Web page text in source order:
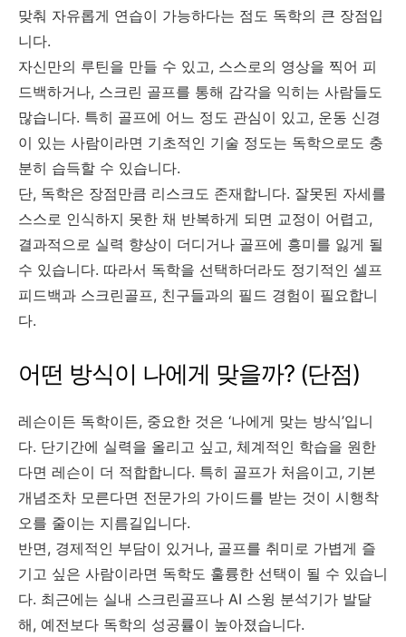
맞춰 자유롭게 연습이 가능하다는 점도 독학의 큰 장점입
니다.
자신만의 루틴을 만들 수 있고, 스스로의 영상을 찍어 피
드백하거나, 스크린 골프를 통해 감각을 익히는 사람들도
많습니다. 특히 골프에 어느 정도 관심이 있고, 운동 신경
이 있는 사람이라면 기초적인 기술 정도는 독학으로도 충
분히 습득할 수 있습니다.
단, 독학은 장점만큼 리스크도 존재합니다. 잘못된 자세를
스스로 인식하지 못한 채 반복하게 되면 교정이 어렵고,
결과적으로 실력 향상이 더디거나 골프에 흥미를 잃게 될
수 있습니다. 따라서 독학을 선택하더라도 정기적인 셀프
피드백과 스크린골프, 친구들과의 필드 경험이 필요합니
다.
어떤 방식이 나에게 맞을까? (단점)
레슨이든 독학이든, 중요한 것은 ‘나에게 맞는 방식’입니
다. 단기간에 실력을 올리고 싶고, 체계적인 학습을 원한
다면 레슨이 더 적합합니다. 특히 골프가 처음이고, 기본
개념조차 모른다면 전문가의 가이드를 받는 것이 시행착
오를 줄이는 지름길입니다.
반면, 경제적인 부담이 있거나, 골프를 취미로 가볍게 즐
기고 싶은 사람이라면 독학도 훌륭한 선택이 될 수 있습니
다. 최근에는 실내 스크린골프나 AI 스윙 분석기가 발달
해, 예전보다 독학의 성공률이 높아졌습니다.